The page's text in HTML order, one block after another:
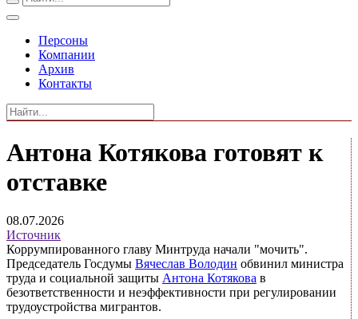
Персоны
Компании
Архив
Контакты
Антона Котякова готовят к
отставке
08.07.2026
Источник
Коррумпированного главу Минтруда начали "мочить".
Председатель Госдумы Вячеслав Володин обвинил министра
труда и социальной защиты Антона Котякова в
безответственности и неэффективности при регулировании
трудоустройства мигрантов.